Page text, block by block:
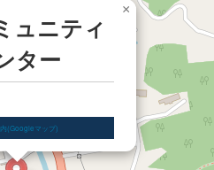
ュニティ
ター
(Googleマップ)
×